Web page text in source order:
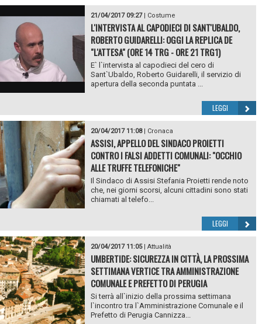
21/04/2017 09:27| Costume
L'INTERVISTA AL CAPODIECI DI SANT'UBALDO,
ROBERTO GUIDARELLI: OGGI LA REPLICA DE
"L'ATTESA" (ORE 14 TRG - ORE 21 TRG1)
E` l`intervista al capodieci del cero di
Sant`Ubaldo, Roberto Guidarelli, il servizio di
apertura della seconda puntata ...
LEGGI
20/04/2017 11:08| Cronaca
ASSISI, APPELLO DEL SINDACO PROIETTI
CONTRO I FALSI ADDETTI COMUNALI: "OCCHIO
ALLE TRUFFE TELEFONICHE"
Il Sindaco di Assisi Stefania Proietti rende noto
che, nei giorni scorsi, alcuni cittadini sono stati
chiamati al telefo...
LEGGI
20/04/2017 11:05| Attualità
UMBERTIDE: SICUREZZA IN CITTÀ, LA PROSSIMA
SETTIMANA VERTICE TRA AMMINISTRAZIONE
COMUNALE E PREFETTO DI PERUGIA
Si terrà all`inizio della prossima settimana
l`incontro tra l`Amministrazione Comunale e il
Prefetto di Perugia Cannizza...